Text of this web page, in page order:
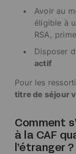
Avoir au
éligible à
RSA,
Disposer
actif
Pour les
titre de séjour
Comment
à la CAF
l’étranger ?